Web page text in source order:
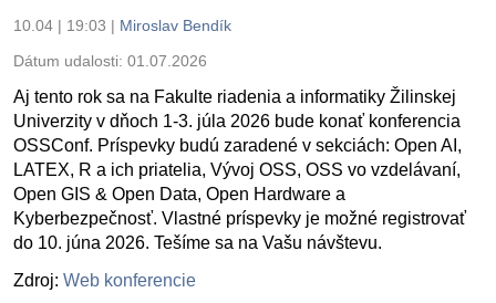
10.04 | 19:03 | Miroslav Bendík
Dátum udalosti: 01.07.2026
Aj tento rok sa na Fakulte riadenia a informatiky Žilinskej
Univerzity v dňoch 1-3. júla 2026 bude konať konferencia
OSSConf. Príspevky budú zaradené v sekciách: Open AI,
LATEX, R a ich priatelia, Vývoj OSS, OSS vo vzdelávaní,
Open GIS & Open Data, Open Hardware a
Kyberbezpečnosť. Vlastné príspevky je možné registrovať
do 10. júna 2026. Tešíme sa na Vašu návštevu.
Zdroj: Web konferencie